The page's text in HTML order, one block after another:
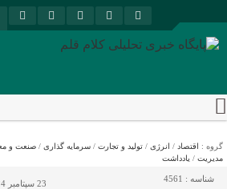
گروه : اقتصاد / انرژی / تولید و تجارت / سرمایه گذاری / صنعت و
مدیریت / یادداشت
شناسه : 4561 23 سپتامبر 2024 - 15:52